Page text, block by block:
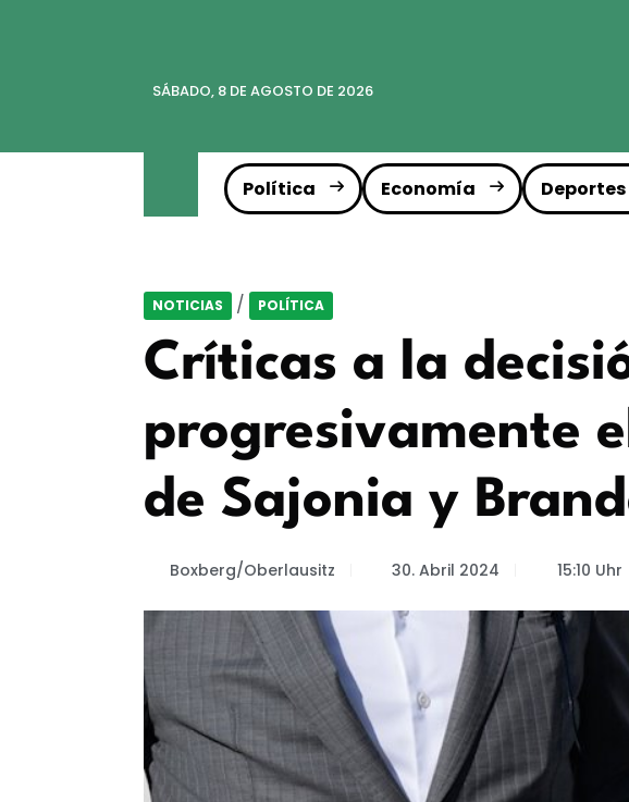
SÁBADO, 8 DE AGOSTO DE 2026
Política Economía Deportes
NOTICIAS / POLÍTICA
Críticas a la
progresivamente
de Sajonia y
Boxberg/Oberlausitz 30. Abril 2024 15:10 Uhr